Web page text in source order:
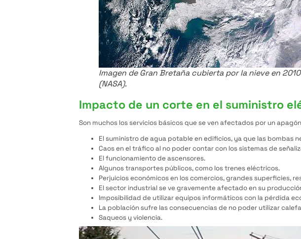
Imagen de Gran Bretaña cubierta por la nieve en 2010
(NASA).
Impacto de un corte en el suministro
Son muchos los servicios básicos que se ven afectados por un
El suministro de agua potable en edificios, ya que las bombas
Caos en el tráfico al no poder contar con los sistemas de
El funcionamiento de ascensores.
Algunos transportes públicos, como los trenes eléctricos.
Perjuicios económicos en los comercios, grandes superficies,
El sector industrial se ve gravemente afectado en su
Imposibilidad de utilizar equipos informáticos con la pérdida
La población sufre las consecuencias de no poder utilizar
Saqueos y violencia.